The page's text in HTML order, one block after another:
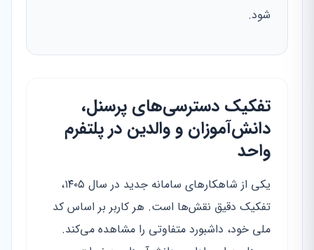
شود.
تفکیک دسترسی‌های پرسنل،
دانش‌آموزان و والدین در پلتفرم
واحد
یکی از شاهکارهای سامانه جدید در سال ۱۴۰۵،
تفکیک دقیق نقش‌ها است. هر کاربر بر اساس کد
ملی خود، داشبورد متفاوتی را مشاهده می‌کند.